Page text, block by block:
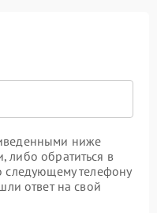
ниже
либо обратиться в
следующему телефону
ответ на свой